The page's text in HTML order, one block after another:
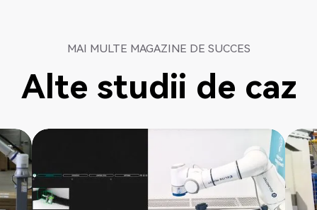
MAI MULTE MAGAZINE DE SUCCES
Alte studii de caz